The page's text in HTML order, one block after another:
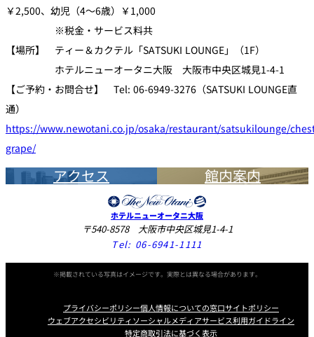
￥2,500、幼児（4～6歳）￥1,000
※税金・サービス料共
【場所】 ティー＆カクテル「SATSUKI LOUNGE」（1F）
ホテルニューオータニ大阪 大阪市中央区城見1-4-1
【ご予約・お問合せ】 Tel: 06-6949-3276（SATSUKI LOUNGE直
通）
https://www.newotani.co.jp/osaka/restaurant/satsukilounge/
grape/
アクセス 館内案内
ホテルニューオータニ大阪
〒540-8578 大阪市中央区城見1-4-1
Tel: 06-6941-1111
※掲載されている写真はイメージです。実際とは異なる場合があります。
プライバシーポリシー個人情報についての窓口サイトポリシー
ウェブアクセシビリティソーシャルメディアサービス利用ガイドライン
特定商取引法に基づく表示